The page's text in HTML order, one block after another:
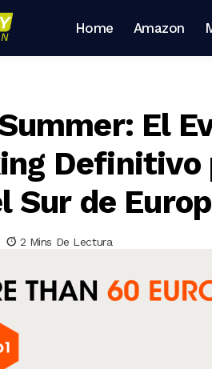
Home Amazon
El
Definitivo
Sur de
2 Mins De Lectura